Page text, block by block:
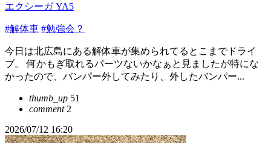
エクシーガ YA5
#解体車 #勉強会？
今日は北広島にある解体車が集められてるとこまでドライ
ブ。 何かもぎ取れるパーツないかなぁと見ましたが特にな
かったので、バンパー外してみたり、外したバンパー...
thumb_up 51
comment2
2026/07/12 16:20